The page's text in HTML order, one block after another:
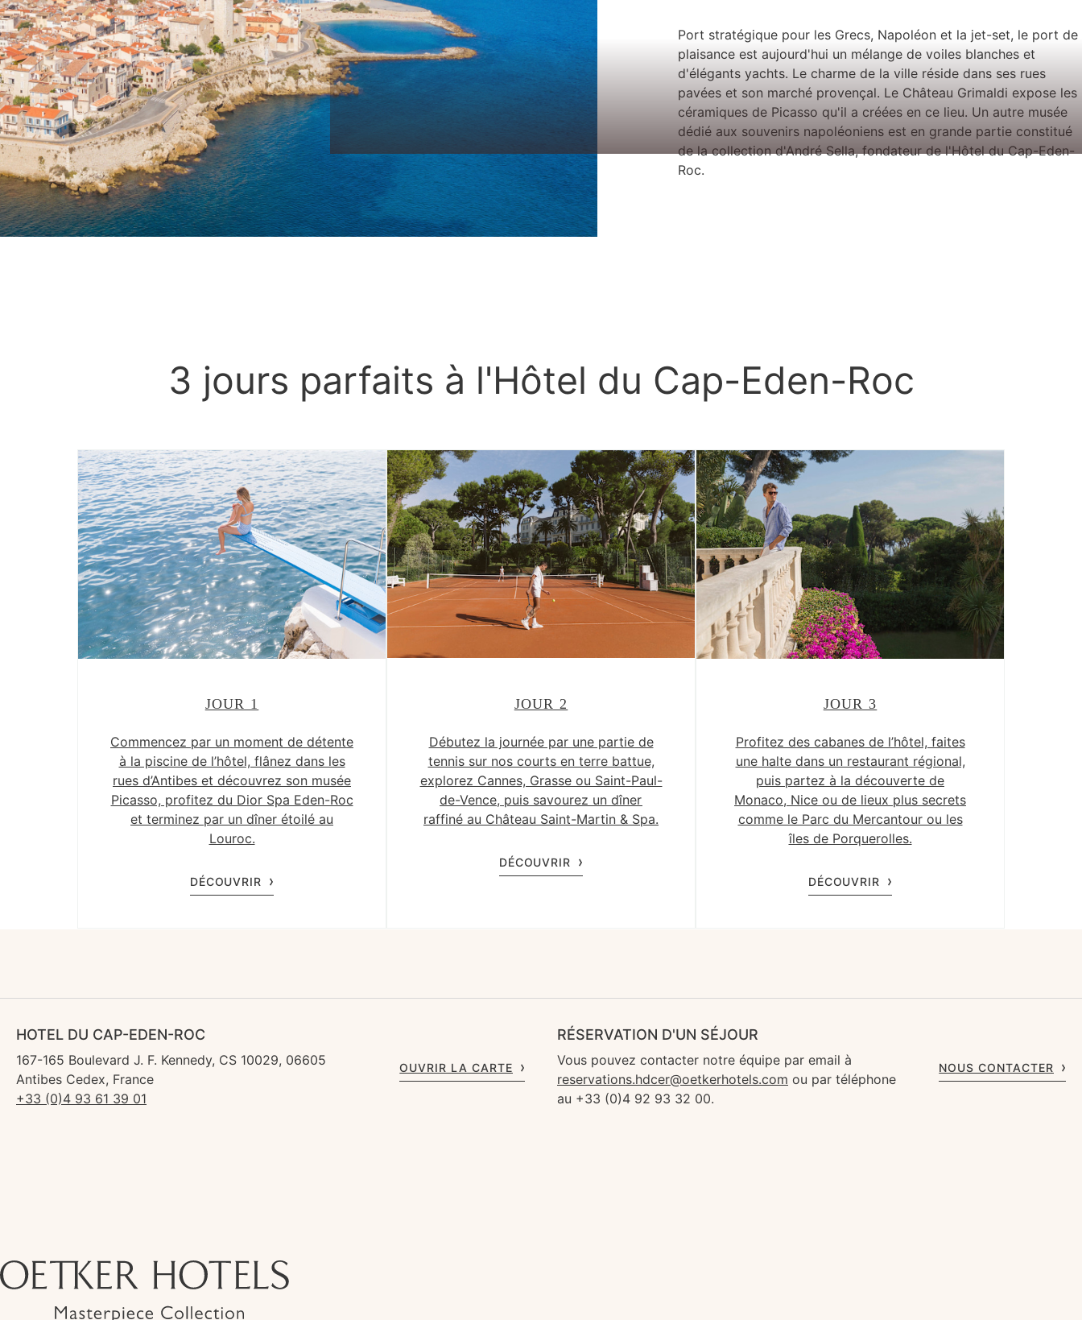
Port stratégique pour les Grecs, Napoléon et la jet-set, le port de
plaisance est aujourd'hui un mélange de voiles blanches et
d'élégants yachts. Le charme de la ville réside dans ses rues
pavées et son marché provençal. Le Château Grimaldi expose les
céramiques de Picasso qu'il a créées en ce lieu. Un autre musée
dédié aux souvenirs napoléoniens est en grande partie constitué
de la collection d'André Sella, fondateur de l'Hôtel du Cap-Eden-
Roc.
3 jours parfaits à l'Hôtel du Cap-Eden-Roc
JOUR 1
Commencez par un moment de détente
à la piscine de l’hôtel, flânez dans les
rues d’Antibes et découvrez son musée
Picasso, profitez du Dior Spa Eden-Roc
et terminez par un dîner étoilé au
Louroc.
DÉCOUVRIR
JOUR 2
Débutez la journée par une partie de
tennis sur nos courts en terre battue,
explorez Cannes, Grasse ou Saint-Paul-
de-Vence, puis savourez un dîner
raffiné au Château Saint-Martin & Spa.
DÉCOUVRIR
JOUR 3
Profitez des cabanes de l’hôtel, faites
une halte dans un restaurant régional,
puis partez à la découverte de
Monaco, Nice ou de lieux plus secrets
comme le Parc du Mercantour ou les
îles de Porquerolles.
DÉCOUVRIR
HOTEL DU CAP-EDEN-ROC
167-165 Boulevard J. F. Kennedy, CS 10029, 06605
Antibes Cedex, France
+33 (0)4 93 61 39 01
OUVRIR LA CARTE
RÉSERVATION D'UN SÉJOUR
Vous pouvez contacter notre équipe par email à
reservations.hdcer@oetkerhotels.com ou par téléphone
au +33 (0)4 92 93 32 00.
NOUS CONTACTER